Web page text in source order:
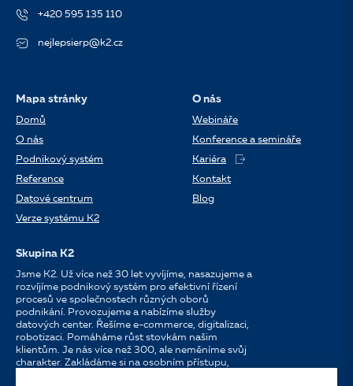
+420 595 135 110
nejlepsierp@k2.cz
Mapa stránky
Domů
O nás
Podnikový systém
Reference
Datové centrum
Verze systému K2
O nás
Webináře
Konference a semináře
Kariéra
Kontakt
Blog
Skupina K2
Jsme K2. Už více než 30 let vyvíjíme, nasazujeme a
rozvíjíme podnikový systém pro efektivní řízení
procesů ve společnostech různých oborů
podnikání. Provozujeme a nabízíme služby
datových center. Řešíme e-commerce, digitalizaci,
robotizaci. Pomáháme růst stovkám našim
klientům. Je nás více než 300, ale neměníme svůj
charakter. Zakládáme si na osobním přístupu,